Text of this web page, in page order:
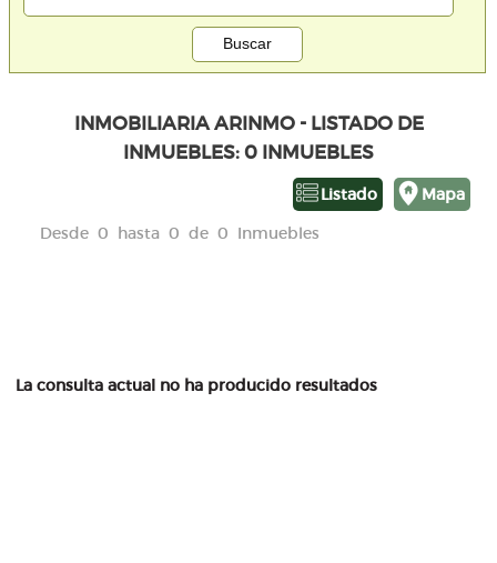
INMOBILIARIA ARINMO - LISTADO DE
INMUEBLES: 0 INMUEBLES
Mapa
Listado
Desde 0 hasta 0 de 0 Inmuebles
La consulta actual no ha producido resultados